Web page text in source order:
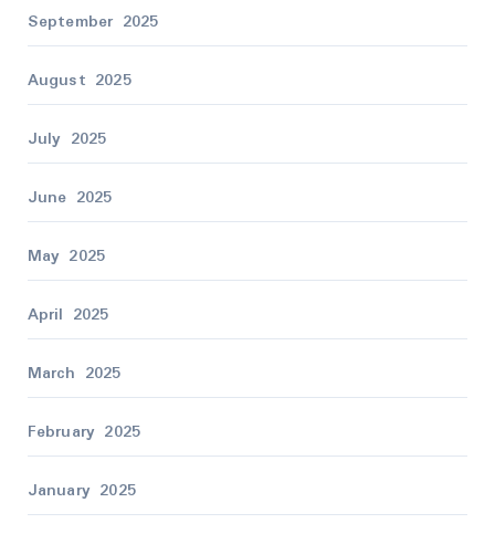
September 2025
August 2025
July 2025
June 2025
May 2025
April 2025
March 2025
February 2025
January 2025